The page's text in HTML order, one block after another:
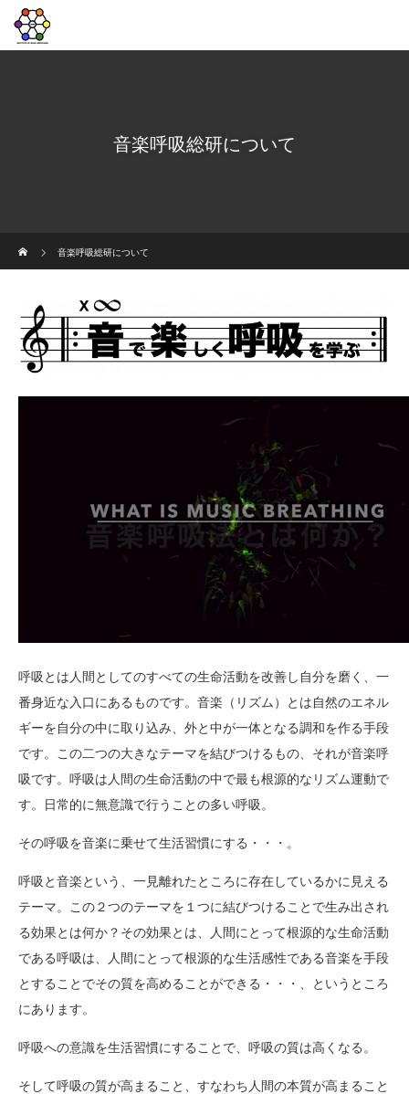
音楽呼吸総研について
音楽呼吸総研について
呼吸とは人間としてのすべての生命活動を改善し自分を磨く、一
番身近な入口にあるものです。音楽（リズム）とは自然のエネル
ギーを自分の中に取り込み、外と中が一体となる調和を作る手段
です。この二つの大きなテーマを結びつけるもの、それが音楽呼
吸です。呼吸は人間の生命活動の中で最も根源的なリズム運動で
す。日常的に無意識で行うことの多い呼吸。
その呼吸を音楽に乗せて生活習慣にする・・・。
呼吸と音楽という、一見離れたところに存在しているかに見える
テーマ。この２つのテーマを１つに結びつけることで生み出され
る効果とは何か？その効果とは、人間にとって根源的な生命活動
である呼吸は、人間にとって根源的な生活感性である音楽を手段
とすることでその質を高めることができる・・・、というところ
にあります。
呼吸への意識を生活習慣にすることで、呼吸の質は高くなる。
そして呼吸の質が高まること、すなわち人間の本質が高まること